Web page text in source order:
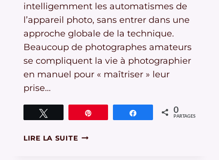
intelligemment les automatismes de
l’appareil photo, sans entrer dans une
approche globale de la technique.
Beaucoup de photographes amateurs
se compliquent la vie à photographier
en manuel pour « maîtriser » leur
prise…
Partagez 0
PARTAGES
LIRE LA SUITEMAÎTRISER